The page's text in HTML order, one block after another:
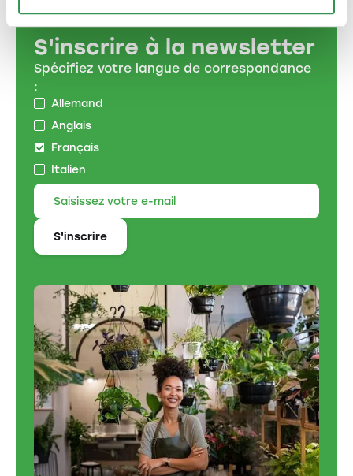
S'inscrire à la newsletter
Spécifiez votre langue de correspondance
:
Allemand
Anglais
Français
Italien